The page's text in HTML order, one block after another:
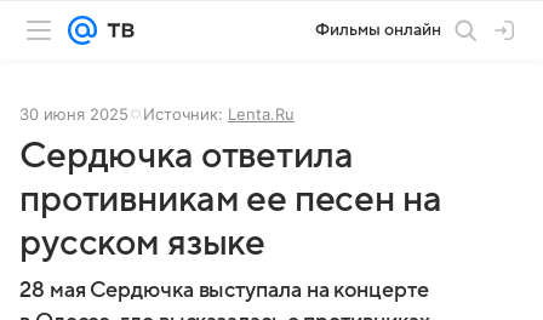
Фильмы онлайн
30 июня 2025 Источник: Lenta.Ru
Сердючка ответила
противникам ее песен на
русском языке
28 мая Сердючка выступала на концерте